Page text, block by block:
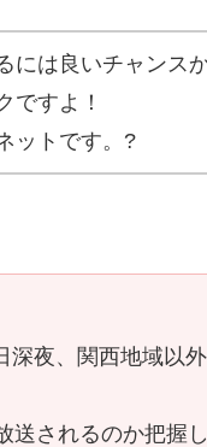
には良いチャンス
ですよ！
ットです。?
夜、関西地域以
送されるのか把握